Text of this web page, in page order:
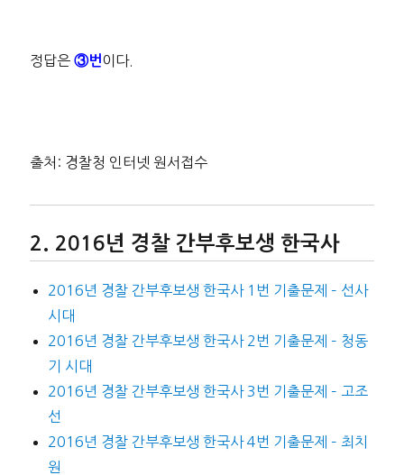
정답은③번 이다.
출처: 경찰청 인터넷 원서접수
2016년 경찰 간부후보생 한국사
2016년 경찰 간부후보생 한국사 1번 기출문제 – 선사
시대
2016년 경찰 간부후보생 한국사 2번 기출문제 – 청동
기 시대
2016년 경찰 간부후보생 한국사 3번 기출문제 – 고조
선
2016년 경찰 간부후보생 한국사 4번 기출문제 – 최치
원